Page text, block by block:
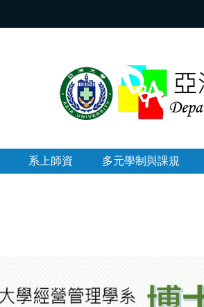
系上師資 多元學制與課規